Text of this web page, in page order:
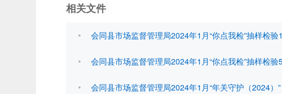
相关文件
会同县市场监督管理局2024年1月“你点我检”抽样检
会同县市场监督管理局2024年1月“你点我检”抽样检
会同县市场监督管理局2024年1月“年关守护（2024